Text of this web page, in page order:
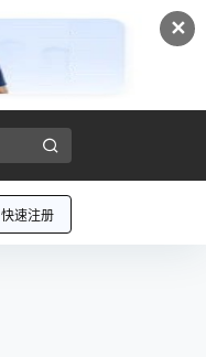
✕
快速注册